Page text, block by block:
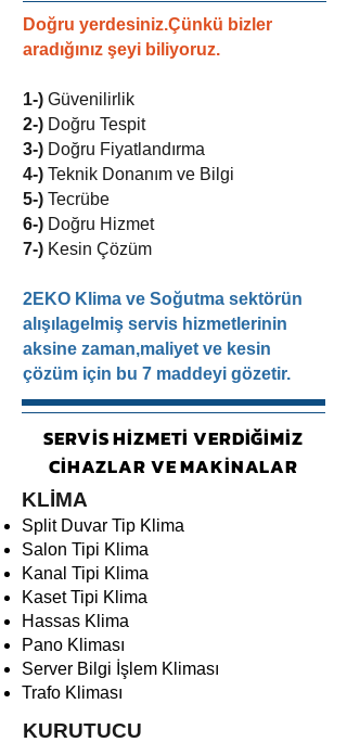
Doğru yerdesiniz.Çünkü bizler
aradığınız şeyi biliyoruz.
1-) Güvenilirlik
2-) Doğru Tespit
3-) Doğru Fiyatlandırma
4-) Teknik Donanım ve Bilgi
5-) Tecrübe
6-) Doğru Hizmet
7-) Kesin Çözüm
2EKO Klima ve Soğutma sektörün
alışılagelmiş servis hizmetlerinin
aksine zaman,maliyet ve kesin
çözüm için bu 7 maddeyi gözetir.
SERVİS HİZMETİ VERDİĞİMİZ
CİHAZLAR VE MAKİNALAR
KLİMA
Split Duvar Tip Klima
Salon Tipi Klima
Kanal Tipi Klima
Kaset Tipi Klima
Hassas Klima
Pano Kliması
Server Bilgi İşlem Kliması
Trafo Kliması
KURUTUCU